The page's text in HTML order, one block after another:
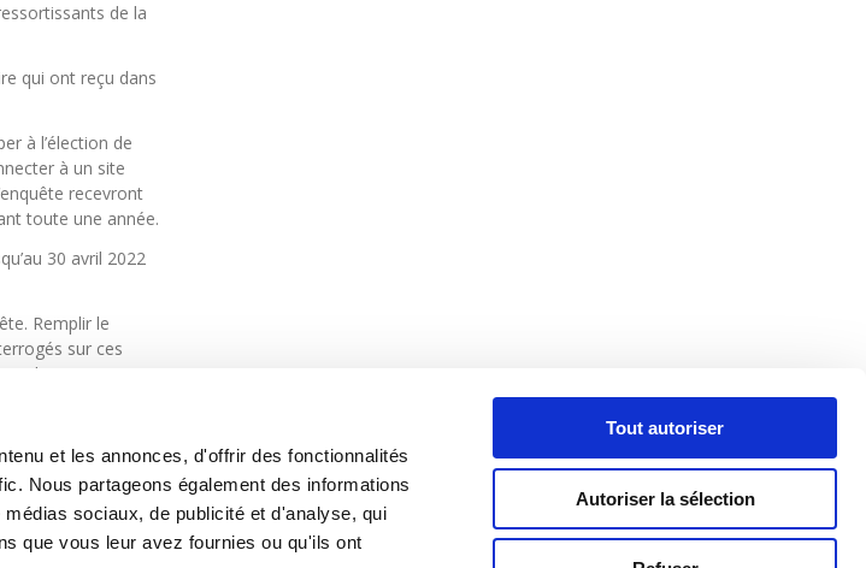
et les annonces, d'offrir des fonctionnalités
Nous partageons également des informations
sociaux, de publicité et d'analyse, qui
que vous leur avez fournies ou qu'ils ont
Tout autoriser
Autoriser la sélection
de la
qui ont reçu dans
à l’élection de
à un site
recevront
toute une année.
30 avril 2022
Remplir le
sur ces
et la